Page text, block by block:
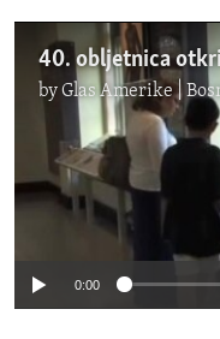
40. obljetnica
byGlas Amerike |
No media
0:00